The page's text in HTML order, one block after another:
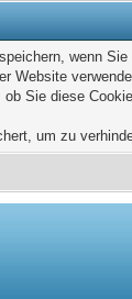
wenn
Website
Sie diese
um zu